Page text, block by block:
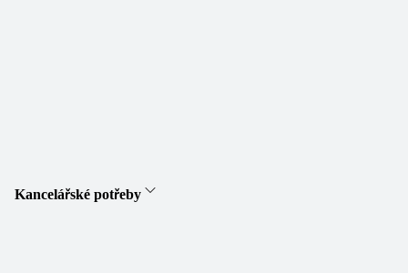
Kancelářské potřeby